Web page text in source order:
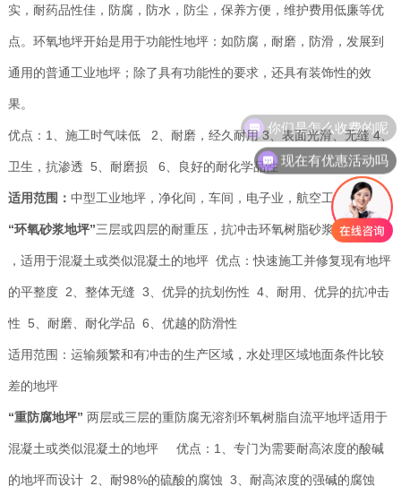
实，耐药品性佳，防腐，防水，防尘，保养方便，维护费用低廉等优
点。环氧地坪开始是用于功能性地坪：如防腐，耐磨，防滑，发展到
通用的普通工业地坪；除了具有功能性的要求，还具有装饰性的效
果。
优点：1、施工时气味低 2、耐磨，经久耐用 3、表面光滑、无缝 4、
卫生，抗渗透 5、耐磨损 6、良好的耐化学品性
适用范围： 中型工业地坪，净化间，车间，电子业，航空工业 。
“环氧砂浆地坪”三层或四层的耐重压，抗冲击环氧树脂砂浆地坪系统
，适用于混凝土或类似混凝土的地坪 优点：快速施工并修复现有地坪
的平整度 2、整体无缝 3、优异的抗划伤性 4、耐用、优异的抗冲击
性 5、耐磨、耐化学品 6、优越的防滑性
适用范围：运输频繁和有冲击的生产区域，水处理区域地面条件比较
差的地坪
“重防腐地坪” 两层或三层的重防腐无溶剂环氧树脂自流平地坪适用于
混凝土或类似混凝土的地坪 优点：1、专门为需要耐高浓度的酸碱
的地坪而设计 2、耐98%的硫酸的腐蚀 3、耐高浓度的强碱的腐蚀
你们是怎么收费的呢
现在有优惠活动吗